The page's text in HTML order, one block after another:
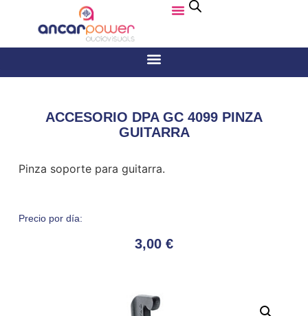
ACCESORIO DPA GC 4099 PINZA
GUITARRA
Pinza soporte para guitarra.
Precio por día:
3,00 €